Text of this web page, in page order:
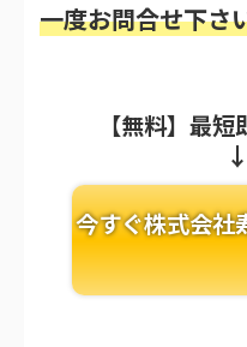
一度お問合せ下さ
【無料】最
今すぐ株式会社